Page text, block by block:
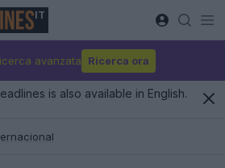
IT
avanzata Ricerca ora
is also available in English.